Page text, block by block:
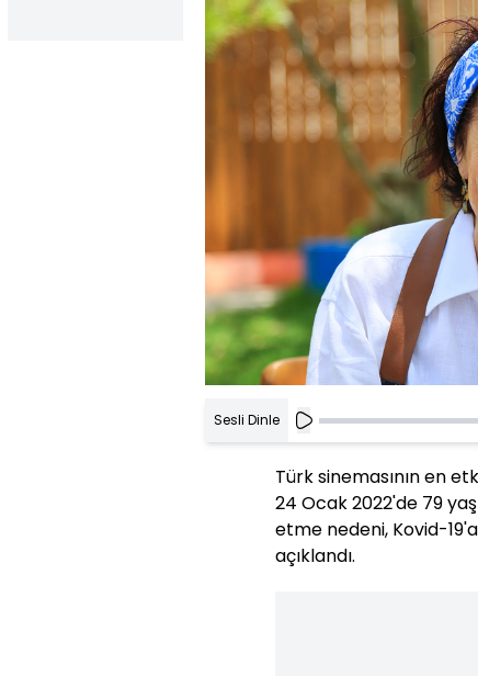
Sesli Dinle
Türk sinemasının en
24 Ocak 2022'de 79
etme nedeni, Kovid-
açıklandı.